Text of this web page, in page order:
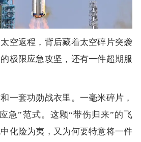
返程，背后藏着太空碎片突袭
极限应急攻坚，还有一件超期服
套功勋战衣里。一毫米碎片，
急”范式。这颗“带伤归来”的飞
化险为夷，又为何要特意将一件